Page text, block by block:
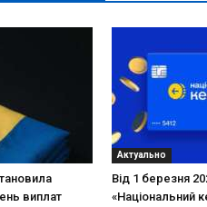
виплат
Актуально
Від 1 березня
«Національний